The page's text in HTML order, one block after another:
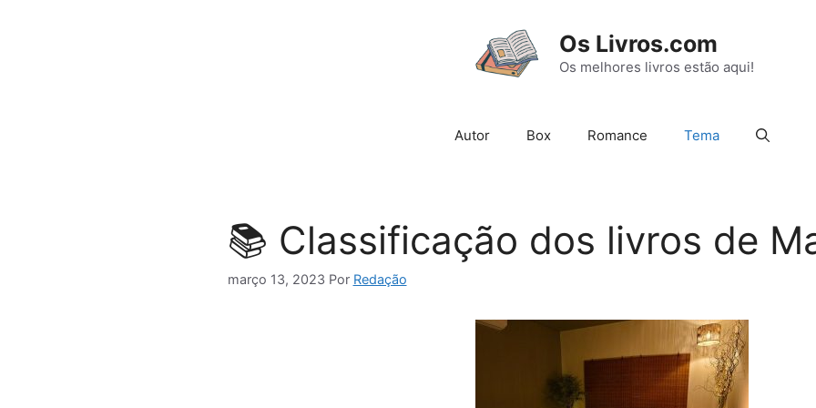
Os Livros.com
Os melhores livros estão aqui!
Autor Box Romance Tema
📚 Classificação dos livros de
março 13, 2023 Por Redação